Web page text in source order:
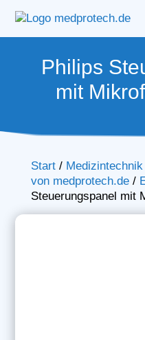
Philips
mit
Start/
von medprotech.de/
Steuerungspanel mit